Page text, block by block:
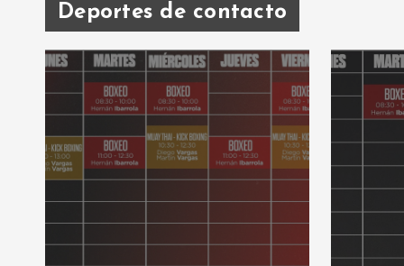
Deportes de contacto